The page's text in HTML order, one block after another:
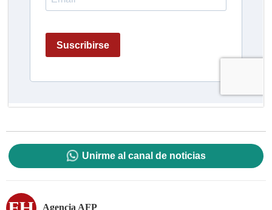
Unirme al canal de noticias
Agencia AFP